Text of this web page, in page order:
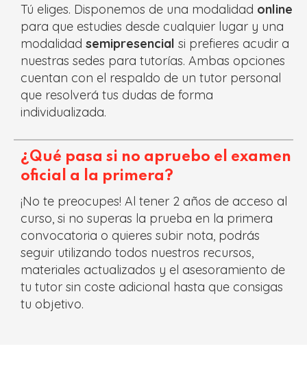
Tú eliges. Disponemos de una modalidad online
para que estudies desde cualquier lugar y una
modalidad semipresencial si prefieres acudir a
nuestras sedes para tutorías. Ambas opciones
cuentan con el respaldo de un tutor personal
que resolverá tus dudas de forma
individualizada.
¿Qué pasa si no apruebo el examen
oficial a la primera?
¡No te preocupes! Al tener 2 años de acceso al
curso, si no superas la prueba en la primera
convocatoria o quieres subir nota, podrás
seguir utilizando todos nuestros recursos,
materiales actualizados y el asesoramiento de
tu tutor sin coste adicional hasta que consigas
tu objetivo.